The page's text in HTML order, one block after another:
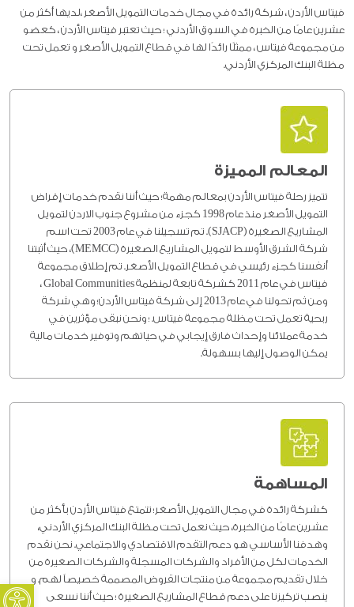
فيتاس الأردن ، شركة رائدة في مجال خدمات التمويل الأصغر ،لديها أكثر من
عشرين عامًا من الخبرة في السوق الأردني ؛ حيث تعتبر فيتاس الأردن ، كعضو
من مجموعة فيتاس ، ممثلًا رائدًا لها في قطاع التمويل الأصغر و تعمل تحت
مظلة البنك المركزي الأردني.
المعالم المميزة
تتميز رحلة فيتاس الأردن بمعالم مهمة؛ حيث أننا نقدم خدمات إقراض
التمويل الأصغر منذ عام 1998 كجزء من مشروع جنوب الاردن لتمويل
المشاريع الصغيرة (SJACP). تم تسجيلنا في عام 2003 تحت اسم
شركة الشرق الأوسط لتمويل المشاريع الصغيرة (MEMCC)، حيث أثبتنا
أنفسنا كجزء رئيسي في قطاع التمويل الأصغر. تم إطلاق مجموعة
فيتاس في عام 2011 كشركة تابعة لمنظمة Global Communities ،
ومن ثم تحولنا في عام 2013 إلى شركة فيتاس الأردن؛ وهي شركة
ربحية تعمل تحت مظلة مجموعة فيتاس. ؛ ونحن نبقى مؤثرين في
خدمة عملائنا وإحداث فارق إيجابي في حياتهم وتوفير خدمات مالية
يمكن الوصول إليها بسهولة.
المساهمة
كشركة رائدة في مجال التمويل الأصغر؛ تتمتع فيتاس الأردن بأكثر من
عشرين عامًا من الخبرة، حيث نعمل تحت مظلة البنك المركزي الأردني،
وهدفنا الأساسي هو دعم التقدم الاقتصادي والاجتماعي. نحن نقدم
الخدمات لكل من الأفراد والشركات المسجلة والشركات الصغيرة من
خلال تقديم مجموعة من منتجات القروض المصممة خصيصاً لهم. و
ينصب تركيزنا على دعم قطاع المشاريع الصغيرة ؛ حيث أننا نسعى